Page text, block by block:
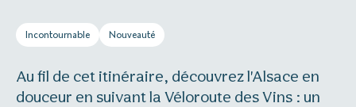
Incontournable Nouveauté
Au fil de cet itinéraire, découvrez l'Alsace en
douceur en suivant la Véloroute des Vins : un